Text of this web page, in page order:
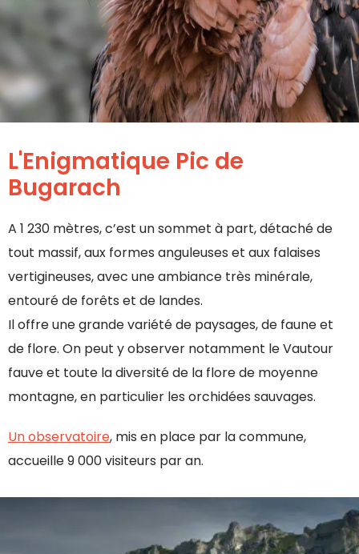
L'Enigmatique Pic de
Bugarach​
A 1 230 mètres, c’est un sommet à part, détaché de
tout massif, aux formes anguleuses et aux falaises
vertigineuses, avec une ambiance très minérale,
entouré de forêts et de landes.
Il offre une grande variété de paysages, de faune et
de flore. On peut y observer notamment le Vautour
fauve et toute la diversité de la flore de moyenne
montagne, en particulier les orchidées sauvages.
Un observatoire, mis en place par la commune,
accueille 9 000 visiteurs par an.